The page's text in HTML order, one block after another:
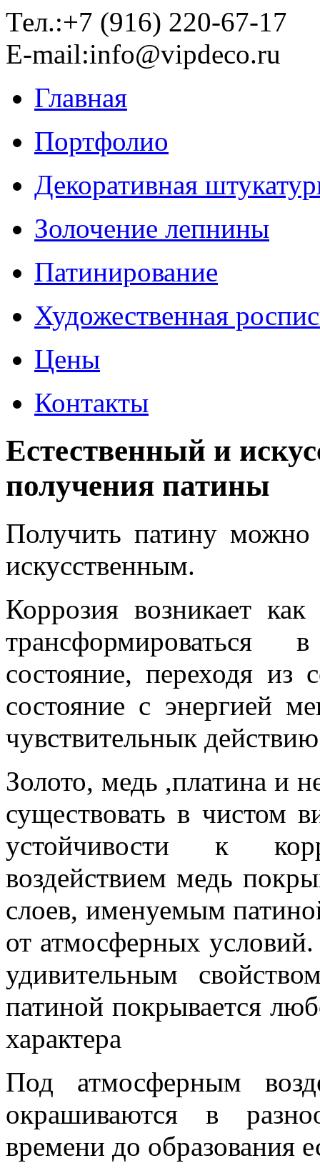
Тел.:+7 (916) 220-67-17
E-mail:info@vipdeco.ru
Главная
Портфолио
Декоративная
Золочение лепнины
Патинирование
Художественная
Цены
Контакты
Естественный и
получения патины
Получить патину можно
искусственным.
Коррозия возникает как
трансформироваться
состояние, переходя из
состояние с энергией
чувствительнык
Золото, медь ,платина и
существовать в чистом
устойчивости к
воздействием медь
слоев, именуемым
от атмосферных условий.
удивительным
патиной покрывается
характера
Под атмосферным
окрашиваются в
времени до образования